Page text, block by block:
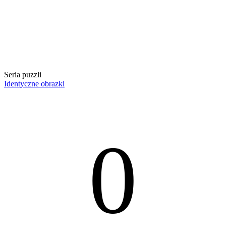
Seria puzzli
Identyczne obrazki
0